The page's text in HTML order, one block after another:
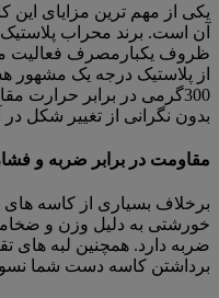
یکی از مهم ترین مزایای این
آن است. برند محراب
ظروف یکبارمصرف فعالیت
از پلاستیک درجه یک مشهور
300گرمی در برابر حرارت
بدون نگرانی از تغییر شکل
مقاومت در برابر ضربه و
برخلاف بسیاری از کاسه
خورشتی به دلیل وزن و
ضربه دارد. همچنین لبه
برداشتن کاسه دست شما